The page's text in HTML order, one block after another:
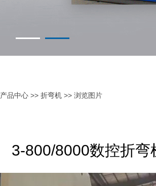
产品中心>> 折弯机>> 浏览图片
3-800/8000数控折弯